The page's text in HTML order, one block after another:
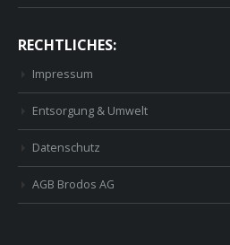
RECHTLICHES:
Impressum
Entsorgung & Umwelt
Datenschutz
AGB Brodos AG